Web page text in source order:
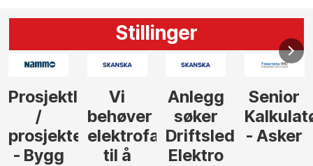
Stillinger
Anlegg
søker
Driftsleder
Elektro
Senior
Kalkulatør
- Asker
Senior
Tilbudsleder
Anlegg
- Oslo